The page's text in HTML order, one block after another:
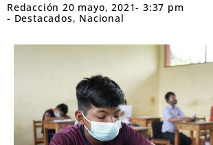
Redacción 20 mayo, 2021- 3:37 pm
- Destacados, Nacional